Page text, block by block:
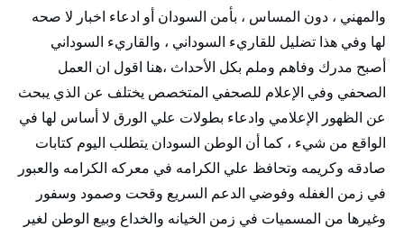
والمهني ، دون المساس ، بأمن السودان أو ادعاء اخبار لا صحه
لها وفي هذا تضليل للقاريء السوداني ، والقاريء السوداني
أصبح مدرك وفاهم وملم بكل الأحداث ،هنا اقول ان العمل
الصحفي وفي الإعلام للصحفي المتخصص يختلف عن الذي يبحث
عن الظهور الإعلامي وادعاء بطولات علي الورق لا أساس لها في
الواقع من شيء ، كما أن الوطن السودان يتطلب اليوم كتابات
صادقه وكريمه وتحافظ علي الكرامه في معركه الكرامه والعبور
في زمن الغفله وفوضي الدعم السريع وقحت وصمود وسفور
وغيرها من المسميات في زمن الخيانه والخداع وبيع الوطن لغير